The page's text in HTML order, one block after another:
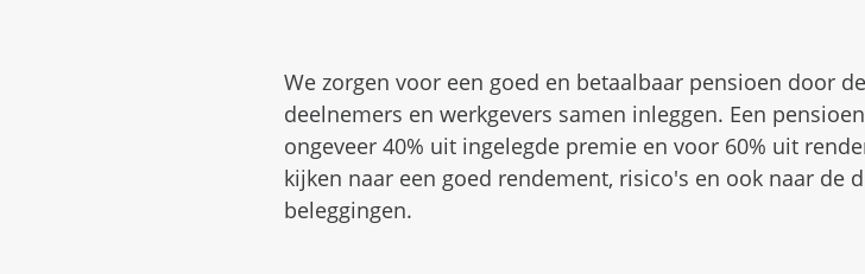
We zorgen voor een goed en betaalbaar pensioen door
deelnemers en werkgevers samen inleggen. Een
ongeveer 40% uit ingelegde premie en voor 60% uit
kijken naar een goed rendement, risico's en ook naar de
beleggingen.